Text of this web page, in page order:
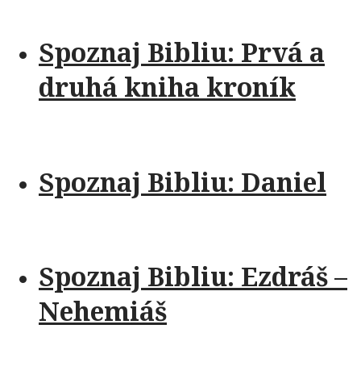
Spoznaj Bibliu: Prvá a
druhá kniha kroník
Spoznaj Bibliu: Daniel
Spoznaj Bibliu: Ezdráš –
Nehemiáš